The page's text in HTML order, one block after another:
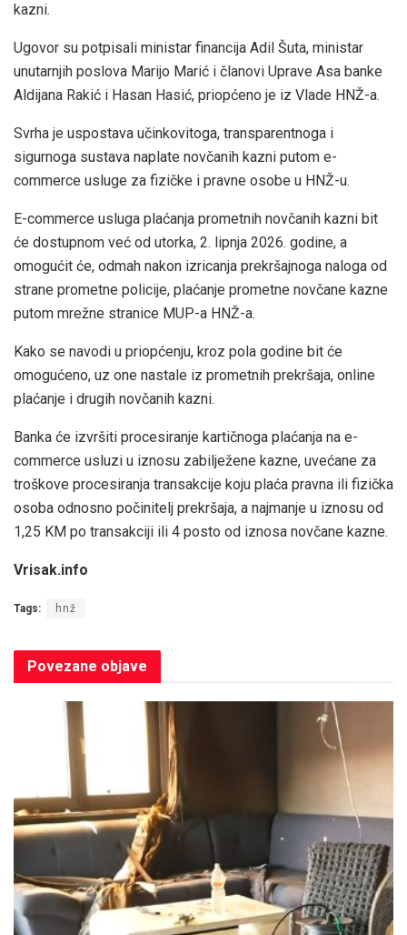
kazni.
Ugovor su potpisali ministar financija Adil Šuta, ministar
unutarnjih poslova Marijo Marić i članovi Uprave Asa banke
Aldijana Rakić i Hasan Hasić, priopćeno je iz Vlade HNŽ-a.
Svrha je uspostava učinkovitoga, transparentnoga i
sigurnoga sustava naplate novčanih kazni putom e-
commerce usluge za fizičke i pravne osobe u HNŽ-u.
E-commerce usluga plaćanja prometnih novčanih kazni bit
će dostupnom već od utorka, 2. lipnja 2026. godine, a
omogućit će, odmah nakon izricanja prekršajnoga naloga od
strane prometne policije, plaćanje prometne novčane kazne
putom mrežne stranice MUP-a HNŽ-a.
Kako se navodi u priopćenju, kroz pola godine bit će
omogućeno, uz one nastale iz prometnih prekršaja, online
plaćanje i drugih novčanih kazni.
Banka će izvršiti procesiranje kartičnoga plaćanja na e-
commerce usluzi u iznosu zabilježene kazne, uvećane za
troškove procesiranja transakcije koju plaća pravna ili fizička
osoba odnosno počinitelj prekršaja, a najmanje u iznosu od
1,25 KM po transakciji ili 4 posto od iznosa novčane kazne.
Vrisak.info
Tags: hnž
Povezane objave